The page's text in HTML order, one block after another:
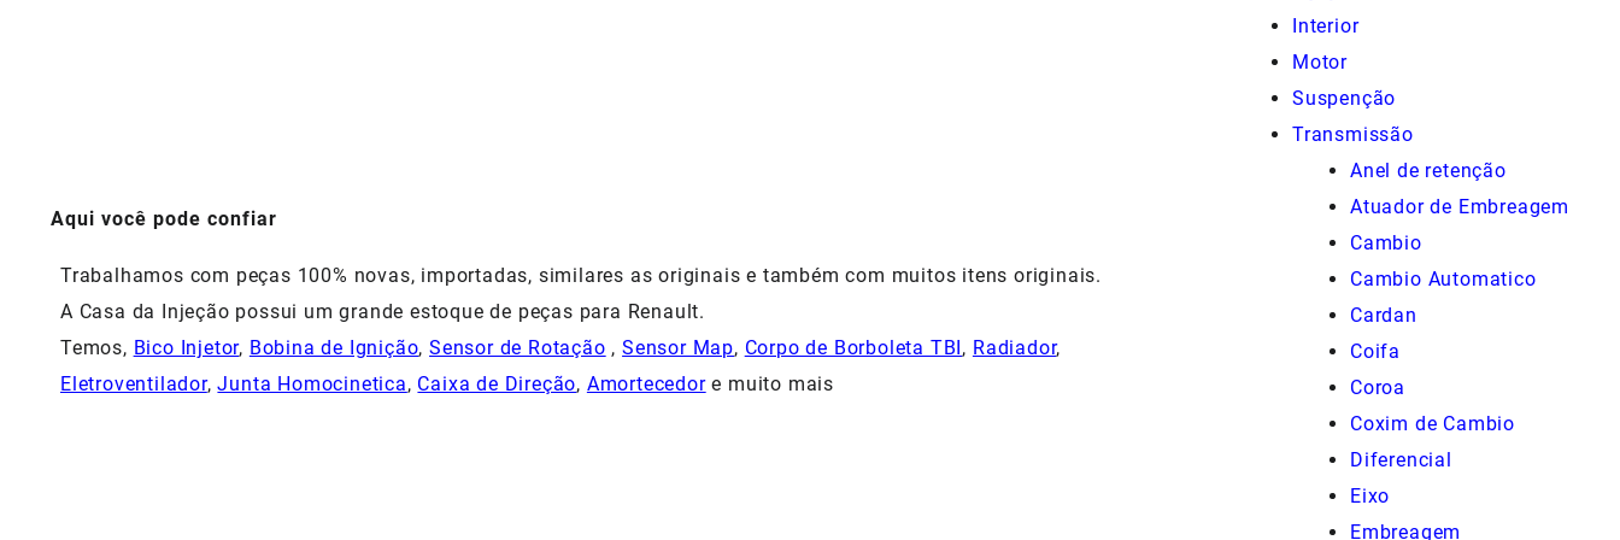
Aqui você pode confiar
Trabalhamos com peças 100% novas, importadas, similares as originais e também com muitos itens originais.
A Casa da Injeção possui um grande estoque de peças para Renault.
Temos, Bico Injetor, Bobina de Ignição,Sensor de Rotação ,Sensor Map, Corpo de Borboleta TBI, Radiador,
Eletroventilador,Junta Homocinetica, Caixa de Direção, Amortecedore muito mais
Interior
Motor
Suspenção
Transmissão
Anel de retenção
Atuador de Embreagem
Cambio
Cambio Automatico
Cardan
Coifa
Coroa
Coxim de Cambio
Diferencial
Eixo
Embreagem